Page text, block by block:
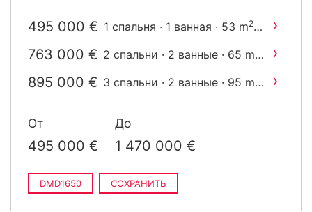
495 000 € 1 спальня · 1 ванная · 53 m2 ›
763 000 € 2 спальни · 2 ванные · 65 m ›
895 000 € 3 спальни · 2 ванные · 95 m ›
m2построен
От
495 000 €
До
1 470 000 €
DMD1650 СОХРАНИТЬ